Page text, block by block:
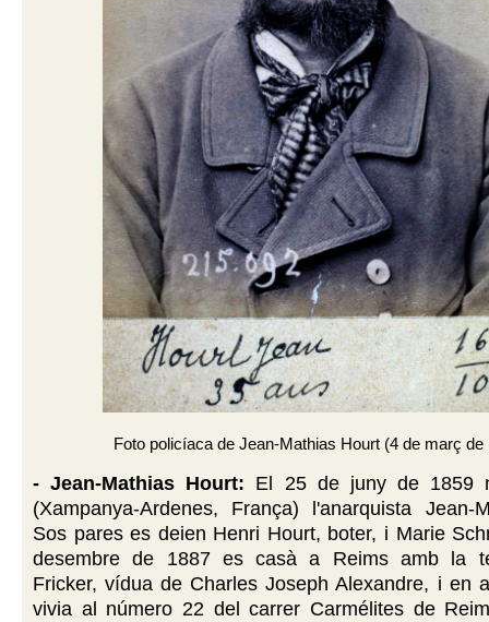
Foto policíaca de Jean-Mathias Hourt (4 de març de
- Jean-Mathias Hourt: El 25 de juny de 1859
(Xampanya-Ardenes, França) l'anarquista Jean-
Sos pares es deien Henri Hourt, boter, i Marie
desembre de 1887 es casà a Reims amb la
Fricker, vídua de Charles Joseph Alexandre, i en
vivia al número 22 del carrer Carmélites de